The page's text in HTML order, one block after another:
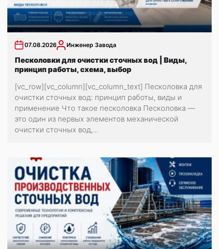
07.08.2026 Инженер Завода
Песколовки для очистки сточных вод | Виды,
принцип работы, схема, выбор
[vc_row][vc_column][vc_column_text] Песколовка для
очистки сточных вод: принцип работы, виды и
применение Что такое песколовка Песколовка —
это один из первых элементов механической
очистки сточных вод,...